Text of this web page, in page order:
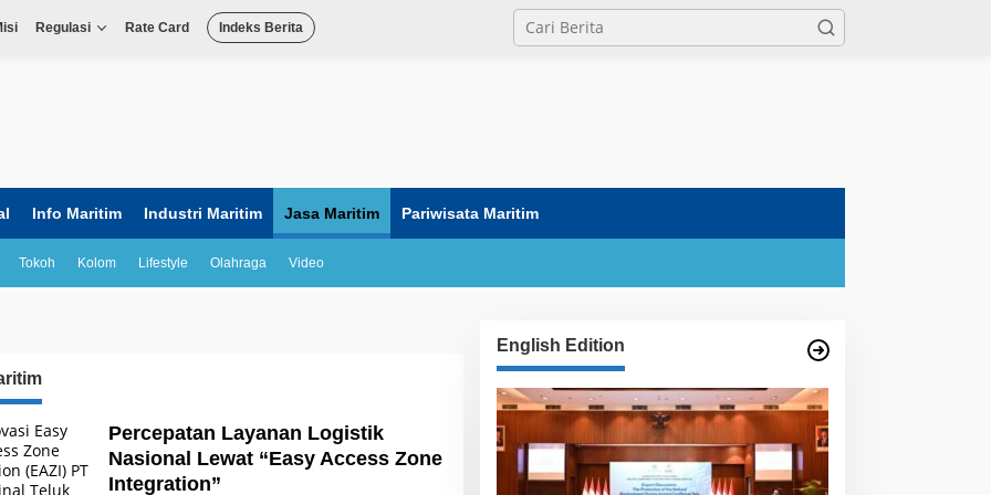
Regulasi Rate Card Indeks Berita
Info Maritim Industri Maritim Jasa Maritim Pariwisata Maritim
Tokoh Kolom Lifestyle Olahraga Video
Percepatan Layanan Logistik
Nasional Lewat “Easy Access Zone
Integration”
English Edition